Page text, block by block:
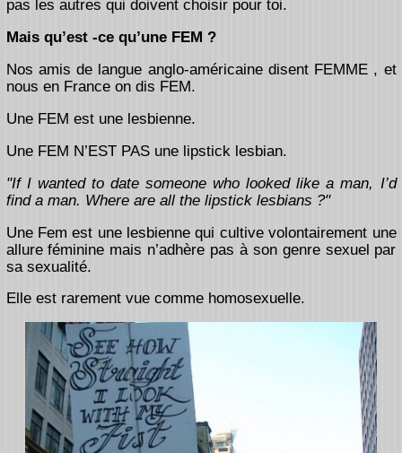
pas les autres qui doivent choisir pour toi.
Mais qu’est -ce qu’une FEM ?
Nos amis de langue anglo-américaine disent FEMME , et
nous en France on dis FEM.
Une FEM est une lesbienne.
Une FEM N’EST PAS une lipstick lesbian.
"If I wanted to date someone who looked like a man, I’d
find a man. Where are all the lipstick lesbians ?"
Une Fem est une lesbienne qui cultive volontairement une
allure féminine mais n’adhère pas à son genre sexuel par
sa sexualité.
Elle est rarement vue comme homosexuelle.